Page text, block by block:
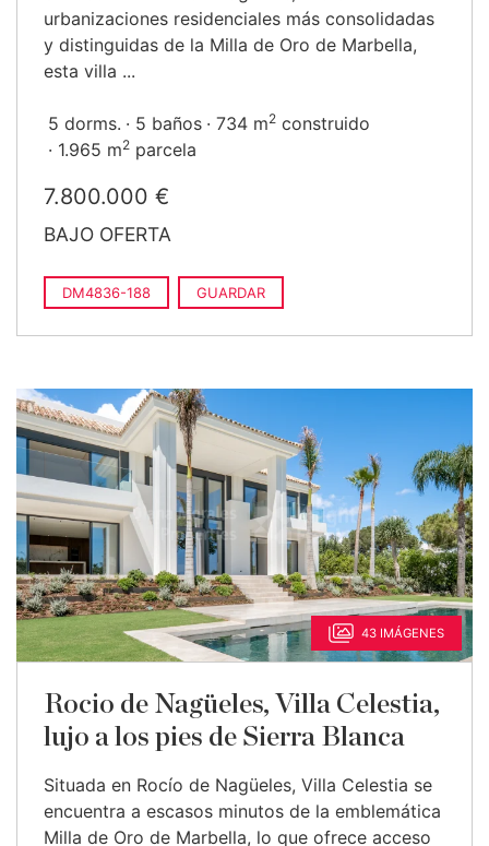
urbanizaciones residenciales más consolidadas
y distinguidas de la Milla de Oro de Marbella,
esta villa ...
5 dorms. 5 baños 734 m2 construido
1.965 m2 parcela
7.800.000 €
BAJO OFERTA
DM4836-188 GUARDAR
43 IMÁGENES
Rocio de Nagüeles, Villa Celestia,
lujo a los pies de Sierra Blanca
Situada en Rocío de Nagüeles, Villa Celestia se
encuentra a escasos minutos de la emblemática
Milla de Oro de Marbella, lo que ofrece acceso